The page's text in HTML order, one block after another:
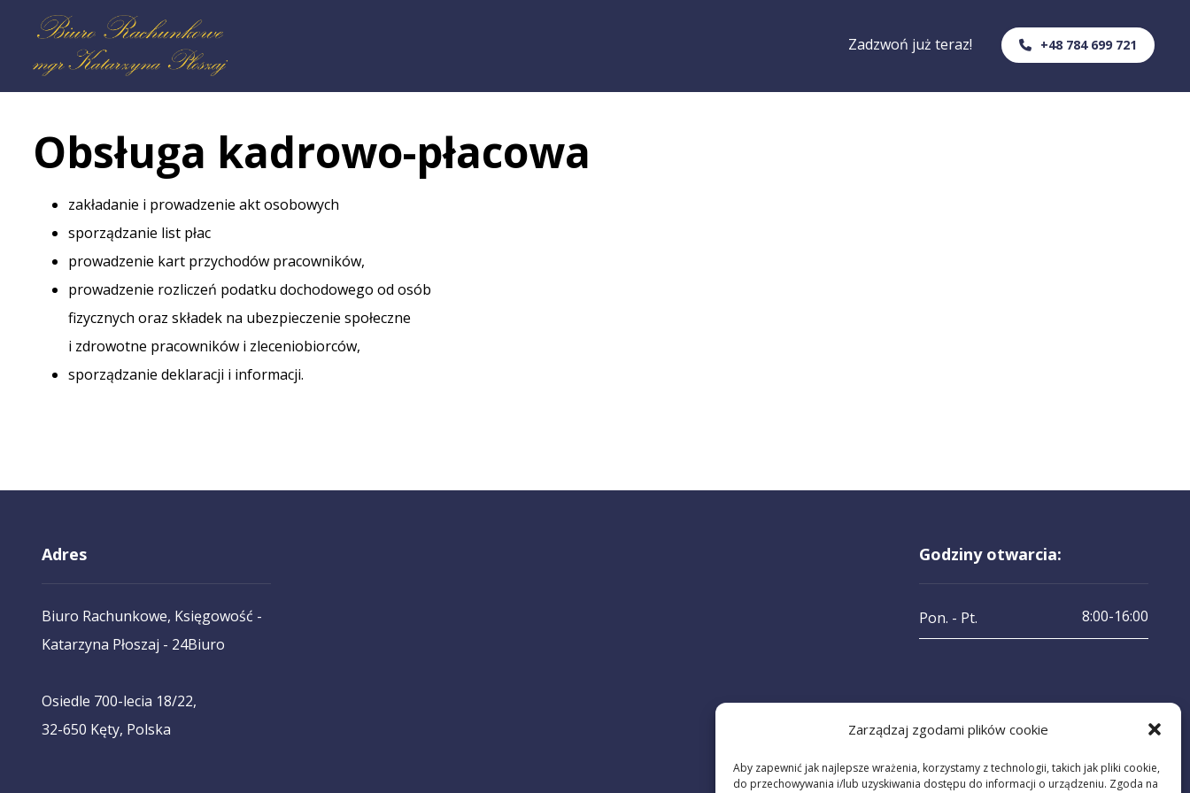
Zarządzaj zgodami plików cookie
Aby zapewnić jak najlepsze wrażenia, korzystamy z technologii, takich jak pliki cookie,
do przechowywania i/lub uzyskiwania dostępu do informacji o urządzeniu. Zgoda na
+48 784 699 721
Zadzwoń już teraz!
Obsługa kadrowo-płacowa
Obsługa kadrowo-płacowa
zakładanie i prowadzenie akt osobowych
sporządzanie list płac
prowadzenie kart przychodów pracowników,
prowadzenie rozliczeń podatku dochodowego od osób
fizycznych oraz składek na ubezpieczenie społeczne
i zdrowotne pracowników i zleceniobiorców,
sporządzanie deklaracji i informacji.
Adres
Biuro Rachunkowe, Księgowość -
Katarzyna Płoszaj - 24Biuro
Osiedle 700-lecia 18/22,
32-650 Kęty, Polska
Godziny otwarcia:
Pon. - Pt. 8:00-16:00